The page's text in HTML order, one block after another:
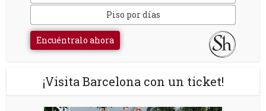
Piso por días
Encuéntralo ahora
¡Visita Barcelona con un ticket!